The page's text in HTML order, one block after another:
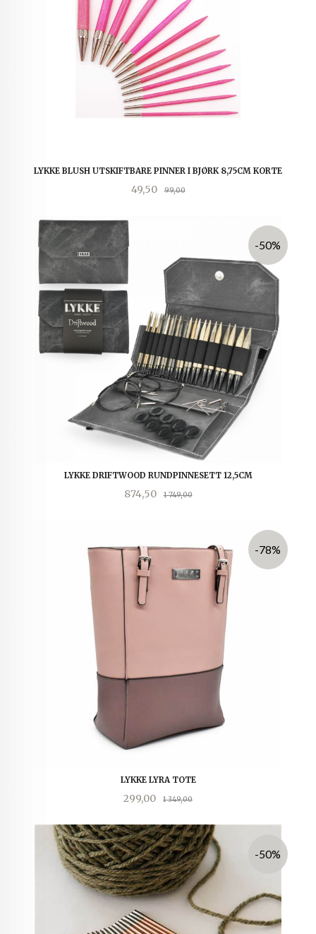
LYKKE BLUSH UTSKIFTBARE PINNER I BJØRK 8,75CM KORTE
Tilbud
49,50 99,00Rabatt
LYKKE DRIFTWOOD RUNDPINNESETT 12,5CM
Tilbud
874,50 1 749,00Rabatt
-50%
LYKKE LYRA TOTE
Tilbud
299,00 1 349,00Rabatt
-78%
-50%